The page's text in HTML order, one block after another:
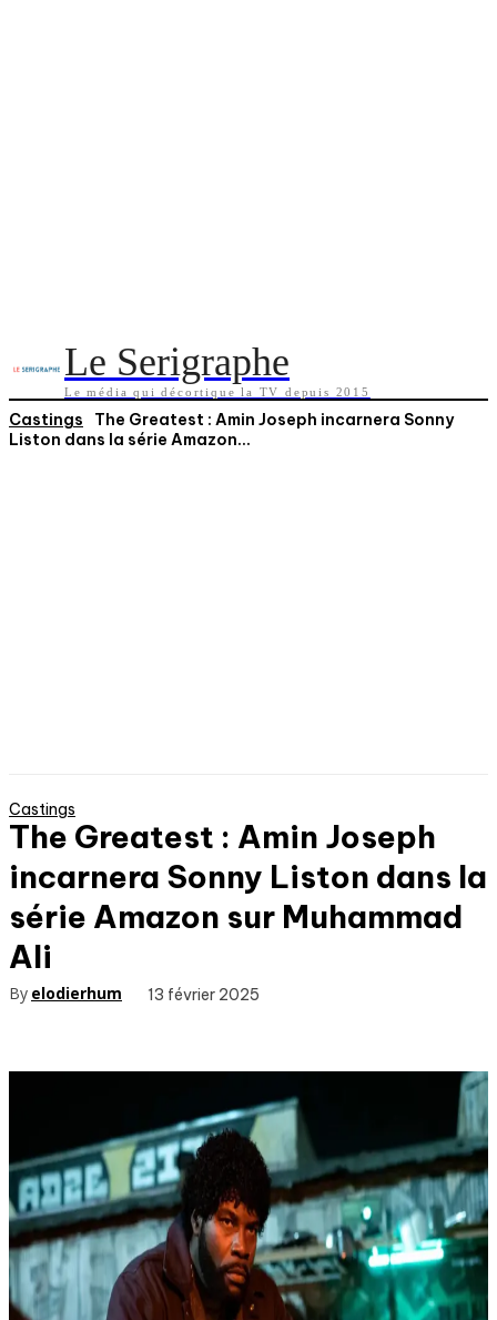
Le Serigraphe
Le média qui décortique la TV depuis 2015
Castings
The Greatest : Amin Joseph incarnera Sonny
Liston dans la série Amazon...
Castings
The Greatest : Amin Joseph
incarnera Sonny Liston dans la
série Amazon sur Muhammad
Ali
By elodierhum 13 février 2025